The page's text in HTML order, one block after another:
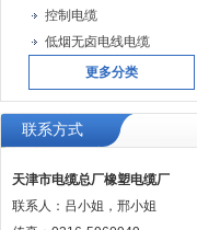
控制电缆
低烟无卤电线电缆
更多分类
联系方式
天津市电缆总厂橡塑电缆厂
联系人：吕小姐，邢小姐